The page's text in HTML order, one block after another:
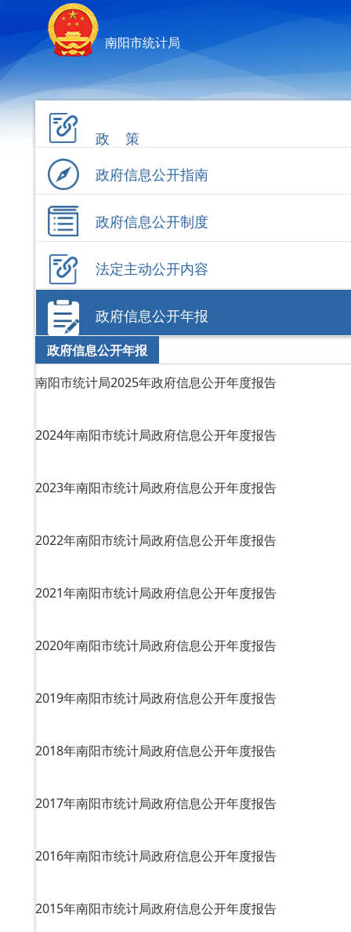
南阳市统计局
政 策
政府信息公开指南
政府信息公开制度
法定主动公开内容
政府信息公开年报
政府信息公开年报
南阳市统计局2025年政府信息公开年度报告
2024年南阳市统计局政府信息公开年度报告
2023年南阳市统计局政府信息公开年度报告
2022年南阳市统计局政府信息公开年度报告
2021年南阳市统计局政府信息公开年度报告
2020年南阳市统计局政府信息公开年度报告
2019年南阳市统计局政府信息公开年度报告
2018年南阳市统计局政府信息公开年度报告
2017年南阳市统计局政府信息公开年度报告
2016年南阳市统计局政府信息公开年度报告
2015年南阳市统计局政府信息公开年度报告